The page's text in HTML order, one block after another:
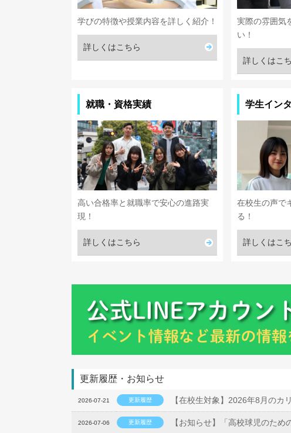
学びの特徴や授業内容を詳しく紹介！
詳しくはこちら
実際の雰囲気
い！
詳しくはこ
就職・資格実績
高い合格率と就職率で安心の進路実
現！
詳しくはこちら
学生イン
在校生の声で
る！
詳しくはこ
更新履歴・お知らせ
2026-07-21 更新履歴 【在校生対象】2026年8月のカ
2026-07-06 更新履歴 【お知らせ】「高校球児のた